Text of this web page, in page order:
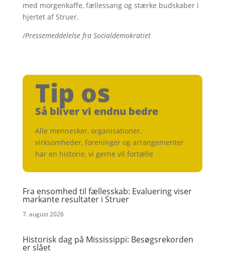
med morgenkaffe, fællessang og stærke budskaber i
hjertet af Struer.
/Pressemeddelelse fra Socialdemokratiet
Tip os
Så bliver vi endnu bedre
Alle mennesker, organisationer,
virksomheder, foreninger og arrangementer
har en historie, vi gerne vil fortælle
Fra ensomhed til fællesskab: Evaluering viser
markante resultater i Struer
7. august 2026
Historisk dag på Mississippi: Besøgsrekorden
er slået